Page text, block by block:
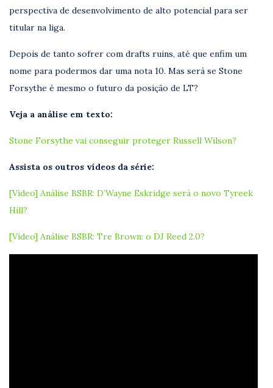
perspectiva de desenvolvimento de alto potencial para ser
titular na liga.
Depois de tanto sofrer com drafts ruins, até que enfim um
nome para podermos dar uma nota 10. Mas será se Stone
Forsythe é mesmo o futuro da posição de LT?
Veja a análise em texto:
Stone Forsythe vai conseguir proteger Russell Wilson?
Assista os outros vídeos da série:
[Vídeo] Análise BSBR: D’Wayne Eskridge será o novo Tyreek
Hill?
[Vídeo] Análise BSBR: Tre Brown: o DJ Reed 2.0?